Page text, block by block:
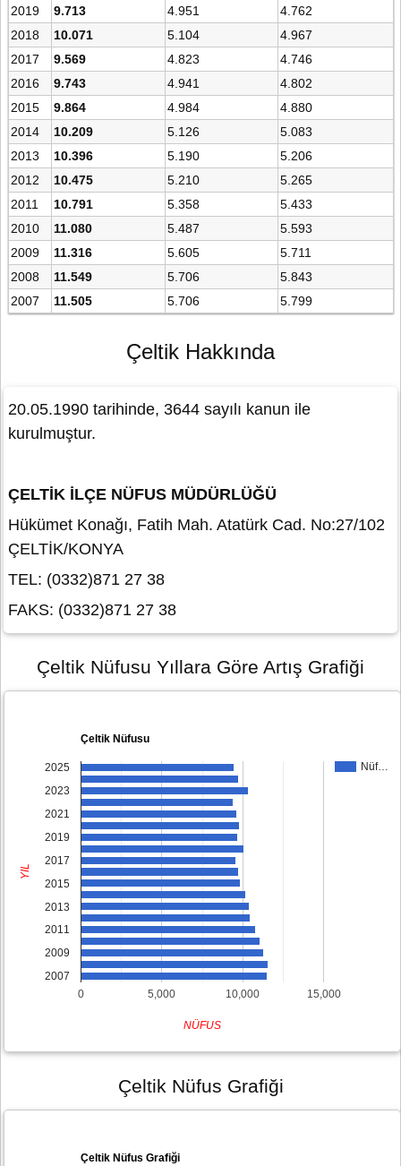
2019 9.713 4.951
4.762
2018
10.071 5.104
4.967
2017
9.569 4.823
4.746
2016
9.743 4.941
4.802
2015
9.864 4.984
4.880
2014
10.209 5.126
5.083
2013
10.396 5.190
5.206
2012
10.475 5.210
5.265
2011
10.791 5.358
5.433
2010
11.080 5.487
5.593
2009
11.316 5.605
5.711
2008
11.549 5.706
5.843
2007
11.505 5.706 5.799
Çeltik Hakkında
20.05.1990 tarihinde, 3644 sayılı kanun ile
kurulmuştur.
ÇELTİK İLÇE NÜFUS MÜDÜRLÜĞÜ
Hükümet Konağı, Fatih Mah. Atatürk Cad. No:27/102
ÇELTİK/KONYA
TEL: (0332)871 27 38
FAKS: (0332)871 27 38
Çeltik Nüfusu Yıllara Göre Artış Grafiği
Çeltik Nüfusu
Nüf…
0 5,000 10,000 15,000
2025
2023
2021
2019
2017
2015
2013
2011
2009
2007
NÜFUS
YIL
Çeltik Nüfus Grafiği
Çeltik Nüfus Grafiği